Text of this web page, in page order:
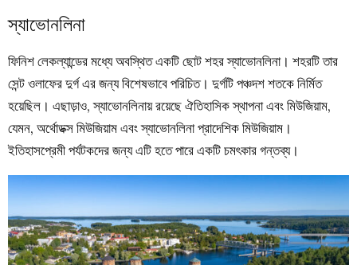
স্যাভোনলিনা
ফিনিশ লেকল্যান্ডের মধ্যে অবস্থিত একটি ছোট শহর স্যাভোনলিনা। শহরটি তার
সেন্ট ওলাফের দুর্গ এর জন্য বিশেষভাবে পরিচিত। দুর্গটি পঞ্চদশ শতকে নির্মিত
হয়েছিল। এছাড়াও, স্যাভোনলিনায় রয়েছে ঐতিহাসিক স্থাপনা এবং মিউজিয়াম,
যেমন, অর্থোডক্স মিউজিয়াম এবং স্যাভোনলিনা প্রাদেশিক মিউজিয়াম।
ইতিহাসপ্রেমী পর্যটকদের জন্য এটি হতে পারে একটি চমৎকার গন্তব্য।